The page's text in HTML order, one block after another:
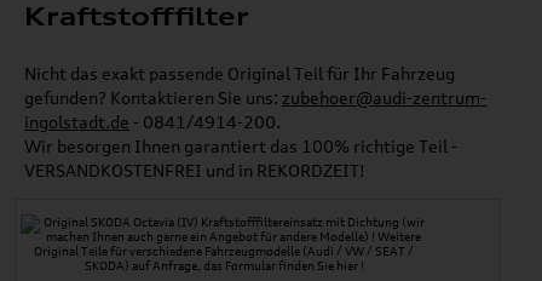
Kraftstofffilter
Nicht das exakt passende Original Teil für Ihr Fahrzeug
gefunden? Kontaktieren Sie uns: zubehoer@audi-zentrum-
ingolstadt.de - 0841/4914-200.
Wir besorgen Ihnen garantiert das 100% richtige Teil -
VERSANDKOSTENFREI und in REKORDZEIT!